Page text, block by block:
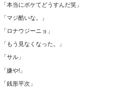
「本当にボケてどうすんだ笑 」
「マジ酷いな。
」
「 ロナウジーニョ 」
「 もう見なくなった。
」
「サル 」
「嫌や! 」
「銭形平次 」